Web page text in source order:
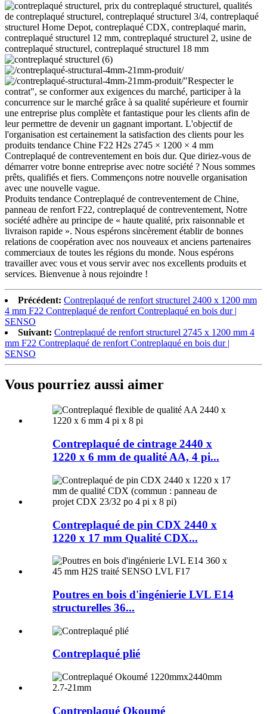
"Respecter le
contrat", se conformer aux exigences du marché, participer à la
concurrence sur le marché grâce à sa qualité supérieure et fournir
une entreprise plus complète et fantastique pour les clients afin de
leur permettre de devenir un gagnant important. L'objectif de
l'organisation est certainement la satisfaction des clients pour les
produits tendance Chine F22 H2s 2745 × 1200 × 4 mm
Contreplaqué de contreventement en bois dur. Que diriez-vous de
démarrer votre bonne entreprise avec notre société ? Nous sommes
prêts, qualifiés et fiers. Commençons notre nouvelle organisation
avec une nouvelle vague.
Produits tendance Contreplaqué de contreventement de Chine,
panneau de renfort F22, contreplaqué de contreventement, Notre
société adhère au principe de « haute qualité, prix raisonnable et
livraison rapide ». Nous espérons sincèrement établir de bonnes
relations de coopération avec nos nouveaux et anciens partenaires
commerciaux de toutes les régions du monde. Nous espérons
travailler avec vous et vous servir avec nos excellents produits et
services. Bienvenue à nous rejoindre !
Précédent: Contreplaqué de renfort structurel 2400 x 1200 mm
4 mm F22 Contreplaqué de renfort Contreplaqué en bois dur |
SENSO
Suivant: Contreplaqué de renfort structurel 2745 x 1200 mm 4
mm F22 Contreplaqué de renfort Contreplaqué en bois dur |
SENSO
Vous pourriez aussi aimer
Contreplaqué de cintrage 2440 x
1220 x 6 mm de qualité AA, 4 pi...
Contreplaqué de pin CDX 2440 x
1220 x 17 mm Qualité CDX...
Poutres en bois d'ingénierie LVL E14
structurelles 36...
Contreplaqué plié
Contreplaqué Okoumé